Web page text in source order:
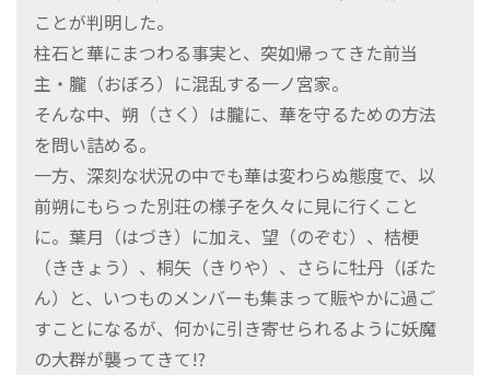
ことが判明した。
柱石と華にまつわる事実と、突如帰ってきた前当
主・朧（おぼろ）に混乱する一ノ宮家。
そんな中、朔（さく）は朧に、華を守るための方法
を問い詰める。
一方、深刻な状況の中でも華は変わらぬ態度で、以
前朔にもらった別荘の様子を久々に見に行くこと
に。葉月（はづき）に加え、望（のぞむ）、桔梗
（ききょう）、桐矢（きりや）、さらに牡丹（ぼた
ん）と、いつものメンバーも集まって賑やかに過ご
すことになるが、何かに引き寄せられるように妖魔
の大群が襲ってきて!?